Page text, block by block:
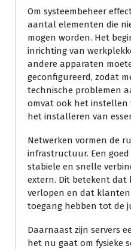
Om systeembeheer
aantal elementen die
mogen worden. Het
inrichting van
andere apparaten
geconfigureerd, zodat
technische problemen
omvat ook het instellen
het installeren van
Netwerken vormen de
infrastructuur. Een
stabiele en snelle
extern. Dit betekent dat
verlopen en dat
toegang hebben tot de
Daarnaast zijn servers
het nu gaat om fysieke